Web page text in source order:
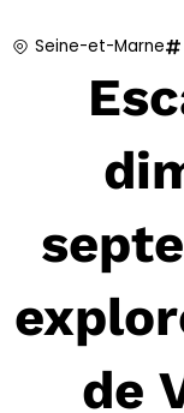
Seine-et-Marne
de